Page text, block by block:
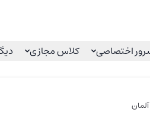
اختصاصی کلاس مجازی